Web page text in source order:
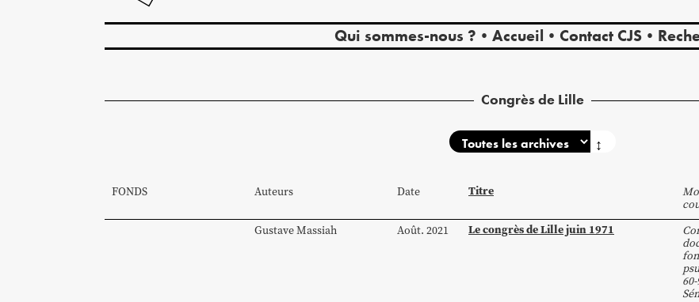
Qui sommes-nous ? Accueil Contact CJS
Congrès de Lille
↕
FONDS Auteurs Date Titre
GustaveMassiah Août. 2021 Le congrès de Lille juin 1971
psu